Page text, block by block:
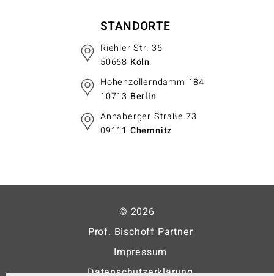
STANDORTE
Riehler Str. 36
50668 Köln
Hohenzollerndamm 184
10713 Berlin
Annaberger Straße 73
09111 Chemnitz
© 2026
Prof. Bischoff Partner
Impressum
Datenschutzerklärung